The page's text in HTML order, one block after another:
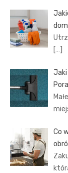
[…]
Jaki
Co